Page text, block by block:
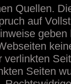
Quellen.
auf
verlinkten
Seiten